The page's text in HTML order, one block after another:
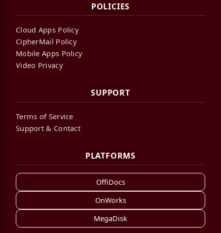
POLICIES
Cloud Apps Policy
CipherMail Policy
Mobile Apps Policy
Video Privacy
SUPPORT
Terms of Service
Support & Contact
PLATFORMS
OffiDocs
OnWorks
MegaDisk